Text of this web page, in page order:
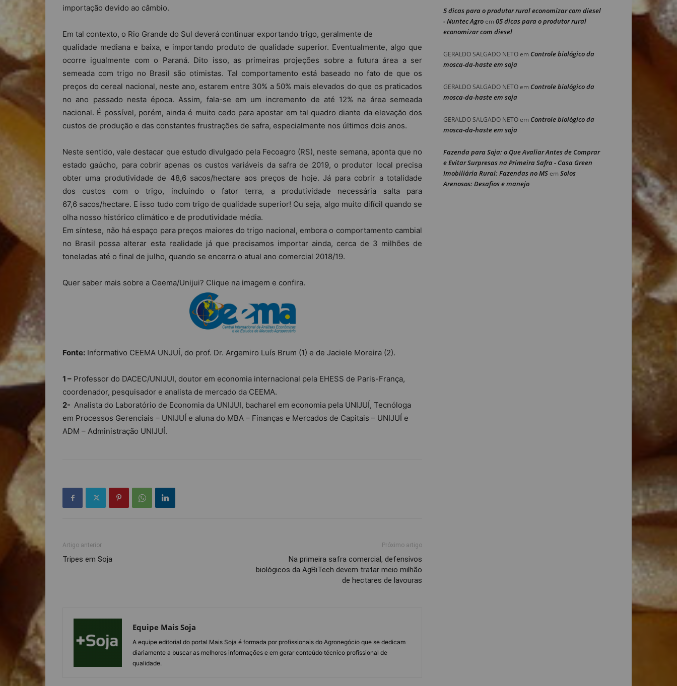
importação devido ao câmbio.
Em tal contexto, o Rio Grande do Sul deverá continuar exportando trigo, geralmente de
qualidade mediana e baixa, e importando produto de qualidade superior. Eventualmente, algo que
ocorre igualmente com o Paraná. Dito isso, as primeiras projeções sobre a futura área a ser
semeada com trigo no Brasil são otimistas. Tal comportamento está baseado no fato de que os
preços do cereal nacional, neste ano, estarem entre 30% a 50% mais elevados do que os praticados
no ano passado nesta época. Assim, fala-se em um incremento de até 12% na área semeada
nacional. É possível, porém, ainda é muito cedo para apostar em tal quadro diante da elevação dos
custos de produção e das constantes frustrações de safra, especialmente nos últimos dois anos.
Neste sentido, vale destacar que estudo divulgado pela Fecoagro (RS), neste semana, aponta que no
estado gaúcho, para cobrir apenas os custos variáveis da safra de 2019, o produtor local precisa
obter uma produtividade de 48,6 sacos/hectare aos preços de hoje. Já para cobrir a totalidade
dos custos com o trigo, incluindo o fator terra, a produtividade necessária salta para
67,6 sacos/hectare. E isso tudo com trigo de qualidade superior! Ou seja, algo muito difícil quando se
olha nosso histórico climático e de produtividade média.
Em síntese, não há espaço para preços maiores do trigo nacional, embora o comportamento cambial
no Brasil possa alterar esta realidade já que precisamos importar ainda, cerca de 3 milhões de
toneladas até o final de julho, quando se encerra o atual ano comercial 2018/19.
Quer saber mais sobre a Ceema/Unijui? Clique na imagem e confira.
Fonte: Informativo CEEMA UNJUÍ, do prof. Dr. Argemiro Luís Brum (1) e de Jaciele Moreira (2).
1 – Professor do DACEC/UNIJUI, doutor em economia internacional pela EHESS de Paris-França,
coordenador, pesquisador e analista de mercado da CEEMA.
2- Analista do Laboratório de Economia da UNIJUI, bacharel em economia pela UNIJUÍ, Tecnóloga
em Processos Gerenciais – UNIJUÍ e aluna do MBA – Finanças e Mercados de Capitais – UNIJUÍ e
ADM – Administração UNIJUÍ.
Artigo anterior
Tripes em Soja
Próximo artigo
Na primeira safra comercial, defensivos
biológicos da AgBiTech devem tratar meio milhão
de hectares de lavouras
Equipe Mais Soja
A equipe editorial do portal Mais Soja é formada por profissionais do Agronegócio que se dedicam
diariamente a buscar as melhores informações e em gerar conteúdo técnico profissional de
qualidade.
5 dicas para o produtor rural economizar com diesel
- Nuntec Agroem 05 dicas para o produtor rural
economizar com diesel
GERALDO SALGADO NETOem Controle biológico da
mosca-da-haste em soja
GERALDO SALGADO NETOem Controle biológico da
mosca-da-haste em soja
GERALDO SALGADO NETOem Controle biológico da
mosca-da-haste em soja
Fazenda para Soja: o Que Avaliar Antes de Comprar
e Evitar Surpresas na Primeira Safra - Casa Green
Imobiliária Rural: Fazendas no MSem Solos
Arenosos: Desafios e manejo